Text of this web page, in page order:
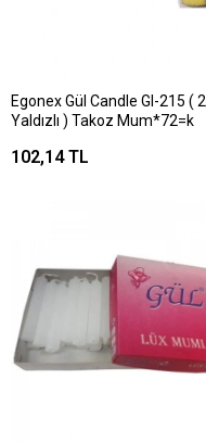
Egonex Gül Candle Gl-215 (
Yaldızlı ) Takoz Mum*72=k
102,14 TL